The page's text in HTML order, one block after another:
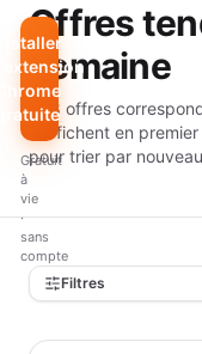
Tendances
Moins
de 10
$
FILTRES
scores
Plus
remise
Gratuit
à
vie
·
sans
compte
Offres
semaine
448 offres
s'affichent en
pour trier par
Filtres
Filtres